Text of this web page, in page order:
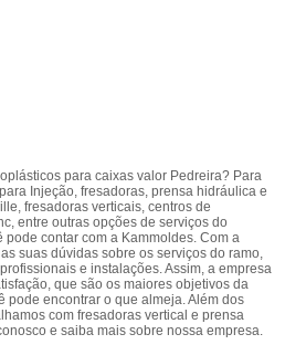
para caixas valor Pedreira? Para
Injeção, fresadoras, prensa hidráulica e
fresadoras verticais, centros de
entre outras opções de serviços do
contar com a Kammoldes. Com a
suas dúvidas sobre os serviços do ramo,
e instalações. Assim, a empresa
que são os maiores objetivos da
pode encontrar o que almeja. Além dos
com fresadoras vertical e prensa
e saiba mais sobre nossa empresa.